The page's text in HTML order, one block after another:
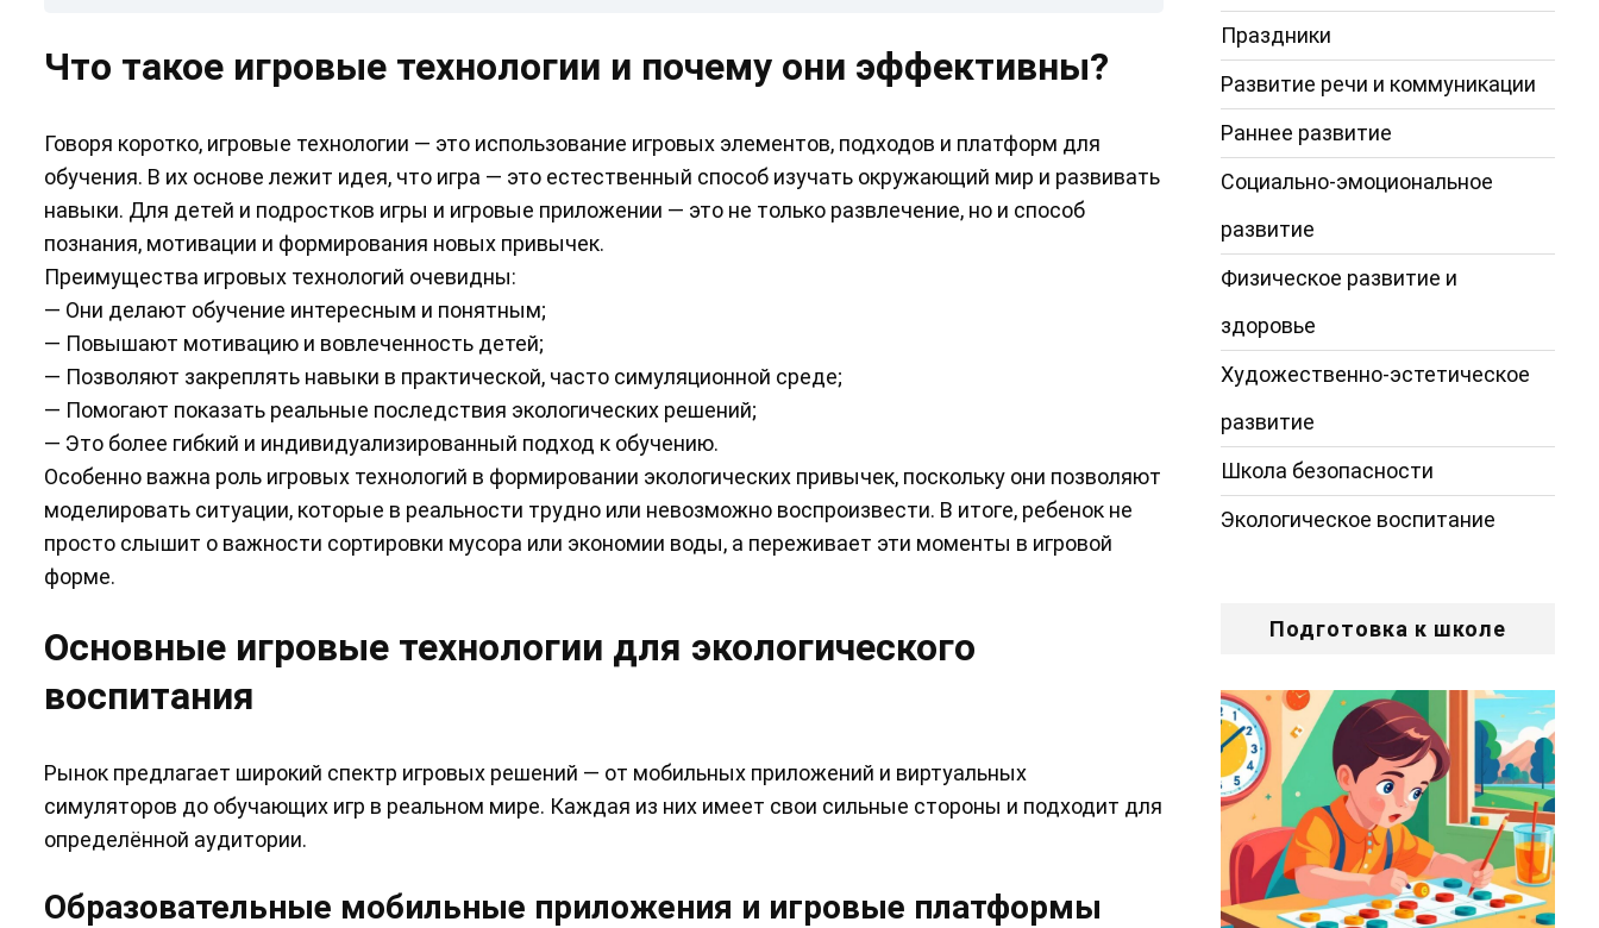
Что такое игровые технологии и почему они эффективны?
Говоря коротко, игровые технологии — это использование игровых элементов, подходов и платформ для
обучения. В их основе лежит идея, что игра — это естественный способ изучать окружающий мир и развивать
навыки. Для детей и подростков игры и игровые приложении — это не только развлечение, но и способ
познания, мотивации и формирования новых привычек.
Преимущества игровых технологий очевидны:
— Они делают обучение интересным и понятным;
— Повышают мотивацию и вовлеченность детей;
— Позволяют закреплять навыки в практической, часто симуляционной среде;
— Помогают показать реальные последствия экологических решений;
— Это более гибкий и индивидуализированный подход к обучению.
Особенно важна роль игровых технологий в формировании экологических привычек, поскольку они позволяют
моделировать ситуации, которые в реальности трудно или невозможно воспроизвести. В итоге, ребенок не
просто слышит о важности сортировки мусора или экономии воды, а переживает эти моменты в игровой
форме.
Основные игровые технологии для экологического
воспитания
Рынок предлагает широкий спектр игровых решений — от мобильных приложений и виртуальных
симуляторов до обучающих игр в реальном мире. Каждая из них имеет свои сильные стороны и подходит для
определённой аудитории.
Образовательные мобильные приложения и игровые платформы
Праздники
Развитие речи и коммуникации
Раннее развитие
Социально-эмоциональное
развитие
Физическое развитие и
здоровье
Художественно-эстетическое
развитие
Школа безопасности
Экологическое воспитание
Подготовка к школе